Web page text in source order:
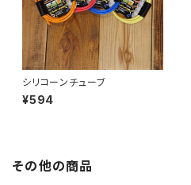
シリコーンチューブ
¥594
その他の商品